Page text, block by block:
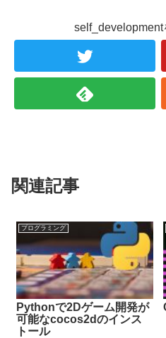
self_development
関連記事
プログラミング
Pythonで2Dゲーム開発が
可能なcocos2dのインス
トール